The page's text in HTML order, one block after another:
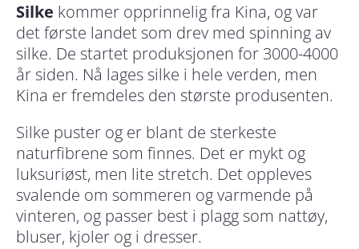
Silke kommer opprinnelig fra Kina, og var
det første landet som drev med spinning av
silke. De startet produksjonen for 3000-4000
år siden. Nå lages silke i hele verden, men
Kina er fremdeles den største produsenten.
Silke puster og er blant de sterkeste
naturfibrene som finnes. Det er mykt og
luksuriøst, men lite stretch. Det oppleves
svalende om sommeren og varmende på
vinteren, og passer best i plagg som nattøy,
bluser, kjoler og i dresser.